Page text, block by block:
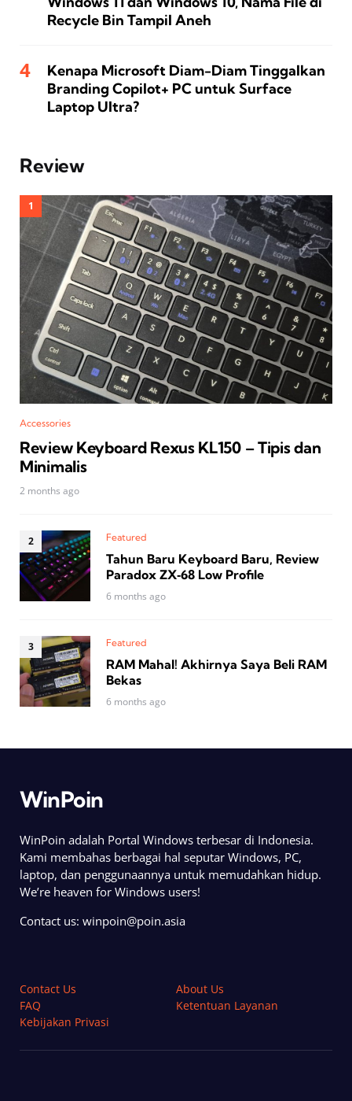
Recycle Bin Tampil Aneh
Kenapa Microsoft Diam-Diam Tinggalkan
Branding Copilot+ PC untuk Surface
Laptop Ultra?
Review
Accessories
Review Keyboard Rexus KL150 – Tipis dan
Minimalis
2 months ago
Featured
Tahun Baru Keyboard Baru, Review
Paradox ZX‑68 Low Profile
6 months ago
Featured
RAM Mahal! Akhirnya Saya Beli RAM
Bekas
6 months ago
WinPoin
WinPoin adalah Portal Windows terbesar di Indonesia.
Kami membahas berbagai hal seputar Windows, PC,
laptop, dan penggunaannya untuk memudahkan hidup.
We’re heaven for Windows users!
Contact us: winpoin@poin.asia
Contact Us
About Us
FAQ
Ketentuan Layanan
Kebijakan Privasi